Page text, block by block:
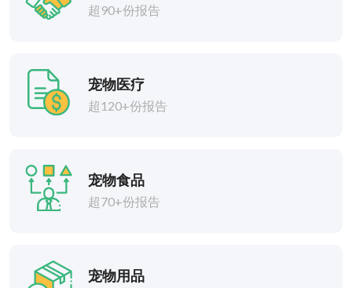
超90+份报告
宠物医疗
超120+份报告
宠物食品
超70+份报告
宠物用品